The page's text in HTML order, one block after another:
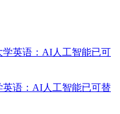
语：AI人工智能已可替